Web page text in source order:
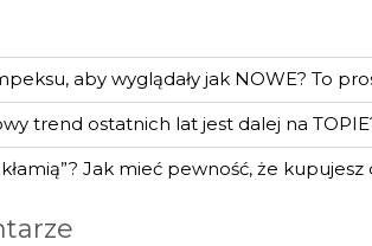
aby wyglądały jak NOWE? To
trend ostatnich lat jest dalej na
Jak mieć pewność, że